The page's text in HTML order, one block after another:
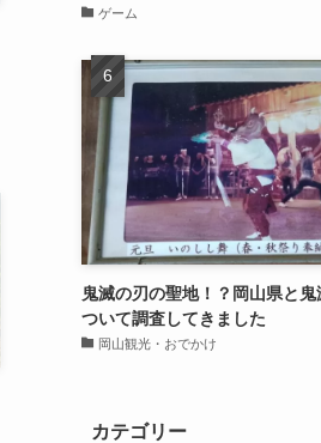
ゲーム
鬼滅の刃の聖地！？岡山県と
ついて調査してきました
岡山観光・おでかけ
カテゴリー